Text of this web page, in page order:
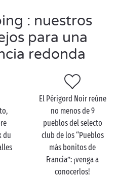
La Madeleine, las cuevas de Les
la superficie para disfrutar de un
canoa por el río Dordoña o el
en pareja
toca mimar el paladar: veranear
por degustar sus
. Regálese una cena
: nuestros
para una
redonda
du
El Périgord Noir reúne
no menos de 9
pueblos del selecto
club de los “Pueblos
más bonitos de
Francia”: ¡venga a
conocerlos!